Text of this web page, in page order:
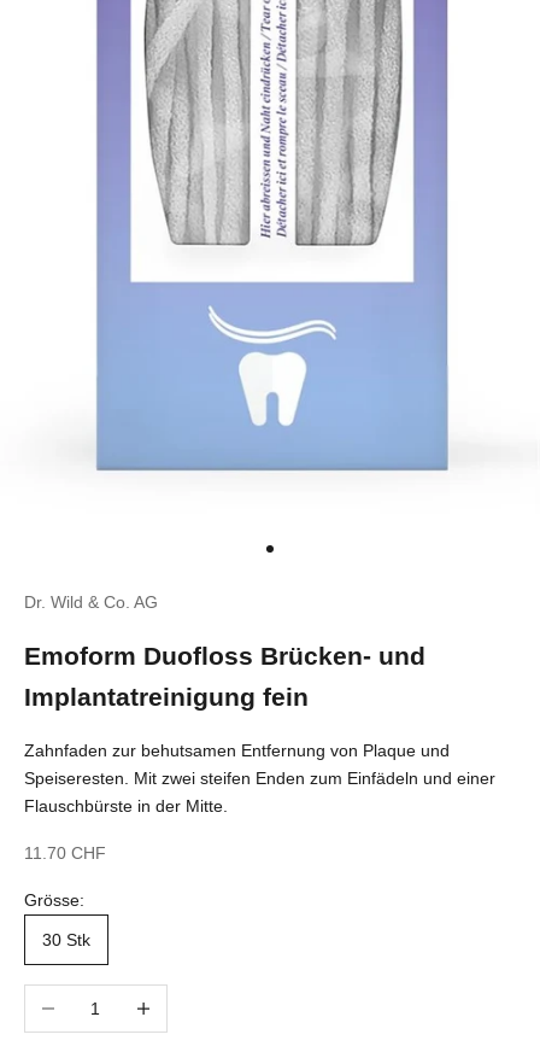
Gehe zu Element 1
Dr. Wild & Co. AG
Emoform Duofloss Brücken- und
Implantatreinigung fein
Zahnfaden zur behutsamen Entfernung von Plaque und
Speiseresten. Mit zwei steifen Enden zum Einfädeln und einer
Flauschbürste in der Mitte.
Angebot
11.70 CHF
Grösse:
30 Stk